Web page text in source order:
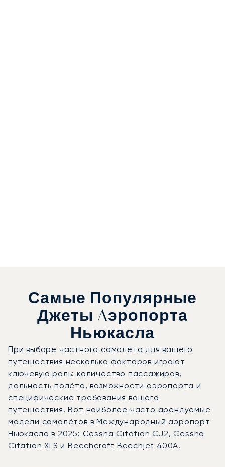
Самые Популярные
Джеты Aэропорта
Ньюкасла
При выборе частного самолёта для вашего
путешествия несколько факторов играют
ключевую роль: количество пассажиров,
дальность полёта, возможности аэропорта и
специфические требования вашего
путешествия. Вот наиболее часто арендуемые
модели самолётов в Международный аэропорт
Ньюкасла в 2025: Cessna Citation CJ2, Cessna
Citation XLS и Beechcraft Beechjet 400A.